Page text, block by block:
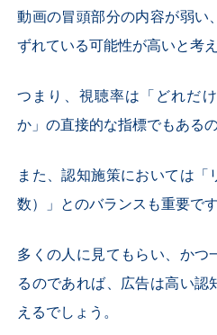
動画の冒頭部分の内容が弱い
ずれている可能性が高いと考え
つまり、視聴率は「どれだ
か」の直接的な指標でもあるの
また、認知施策においては
数）」とのバランスも重要です
多くの人に見てもらい、かつ
るのであれば、広告は高い
えるでしょう。